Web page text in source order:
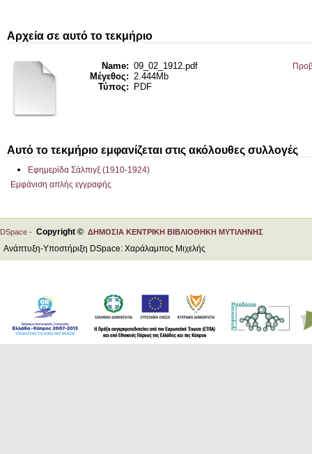
Αρχεία σε αυτό το τεκμήριο
Name: 09_02_1912.pdf
Μέγεθος: 2.444Mb
Τύπος:
PDF
Αυτό το τεκμήριο εμφανίζεται στις ακόλουθες συλλογές
Εφημερίδα Σάλπιγξ (1910-1924)
Εμφάνιση απλής εγγραφής
DSpace - Copyright © ΔΗΜΟΣΙΑ ΚΕΝΤΡΙΚΗ ΒΙΒΛΙΟΘΗΚΗ ΜΥΤΙΛΗΝΗΣ
Ανάπτυξη-Υποστήριξη DSpace: Χαράλαμπος Μιχελής